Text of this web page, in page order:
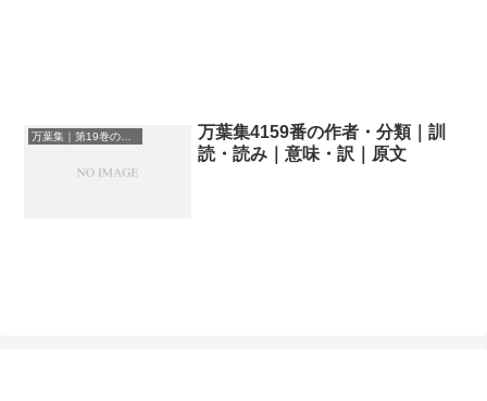
万葉集｜第19巻の和歌一覧
万葉集4159番の作者・分類｜訓
読・読み｜意味・訳｜原文